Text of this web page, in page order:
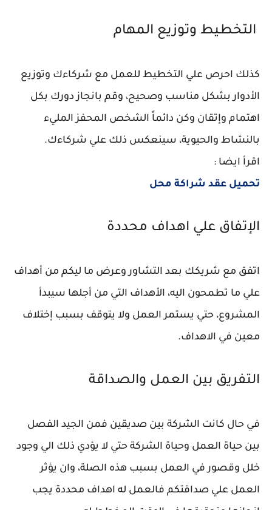
التخطيط وتوزيع المهام
كذلك احرص علي التخطيط للعمل مع شركاءك وتوزيع
الأدوار بشكل مناسب وصحيح، وقم بانجاز دورك بكل
اهتمام وإتقان وكن دائماً الشخص المحفز المليء
بالنشاط والحيوية، سينعكس ذلك علي شركاءك.
اقرأ ايضا :
تحميل عقد شراكة محل
الإتفاق علي اهداف محددة
اتفق مع شريكك بعد التشاور وعرض ما ليكم من أهداف
علي ما تطمحون اليه، الأهداف التي من أجلها سيبدأ
المشروع، حتي يستمر العمل ولا يتوقف بسبب إختلاف
معين في الاهداف.
التفريق بين العمل والصداقة
في حال كانت الشركة بين صديقين فمن الجيد الفصل
بين حياة العمل وحياة الشركة حتي لا يؤدي ذلك الي وجود
خلل وقصور في العمل بسبب هذه الصلة، وان يؤثر
العمل علي صداقتكم فالعمل له اهداف محددة يجب